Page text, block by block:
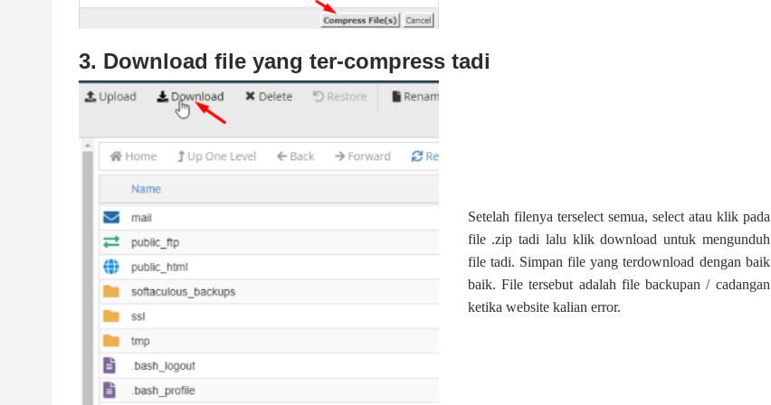
3. Download file yang ter-compress tadi
Setelah filenya terselect semua, select atau klik pada
file .zip tadi lalu klik download untuk mengunduh
file tadi. Simpan file yang terdownload dengan baik
baik. File tersebut adalah file backupan / cadangan
ketika website kalian error.